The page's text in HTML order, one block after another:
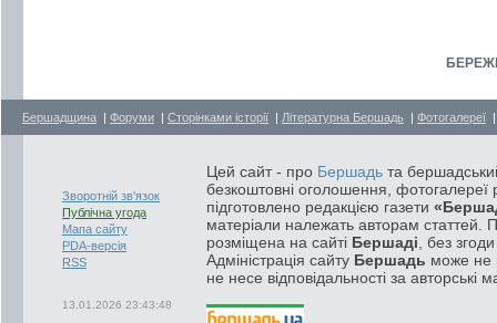
Бершадщина | Форуми | Сторінками історії | Літературна Бершадь | Фотогалереї
Зворотній зв'язок
Публічна угода
Мапа сайту
PDA-версія
RSS
13.01.2026 23:43:48
Цей сайт - про Бершадь та
безкоштовні оголошення, фотогалереї
підготовлено редакцією газети
матеріали належать авторам статтей.
розміщена на сайті Бершаді , без
Адміністрація сайту Бершадь може не
не несе відповідальності за авторські